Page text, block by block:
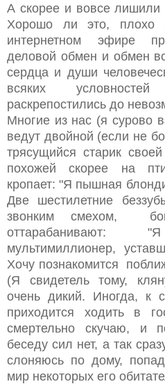
А скорее и вовсе лишили
Хорошо ли это,
интернетном эфире
деловой обмен и обмен
сердца и души
всяких
раскрепостились до
Многие из нас (я сурово
ведут двойной (если не
трясущийся старик
похожей скорее на
кропает: "Я пышная
Две шестилетние
звонким смехом,
оттарабанивают:
мультимиллионер,
Хочу познакомится
(Я свидетель тому,
очень дикий. Иногда, к
приходится ходить в
смертельно скучаю, и
беседу сил нет, а так
слоняюсь по дому,
мир некоторых его